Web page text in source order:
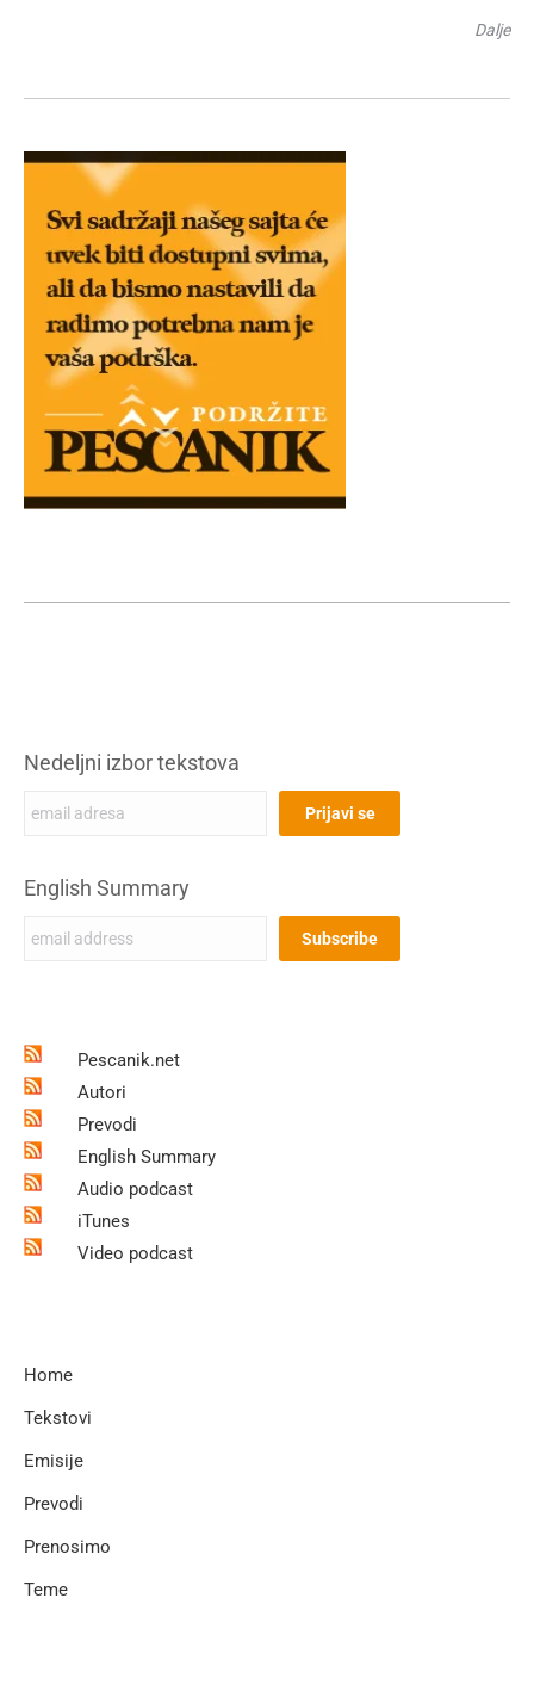
Dalje
Nedeljni izbor tekstova
English Summary
Pescanik.net
Autori
Prevodi
English Summary
Audio podcast
iTunes
Video podcast
Home
Tekstovi
Emisije
Prevodi
Prenosimo
Teme